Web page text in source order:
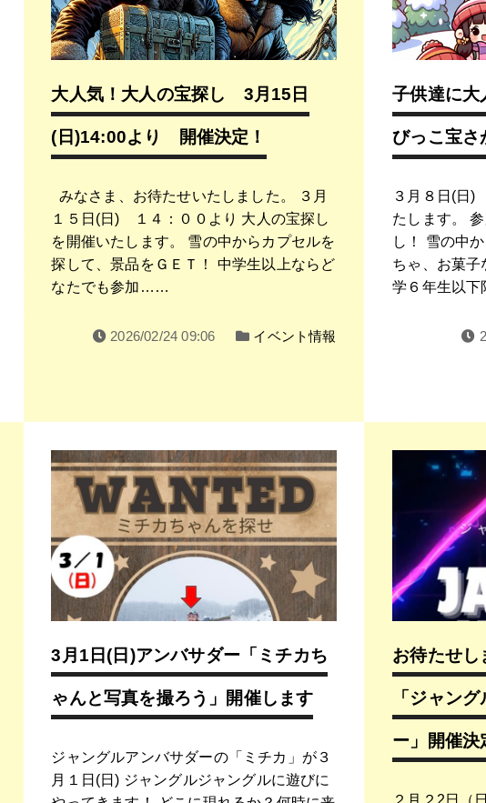
大人気！大人の宝探し 3月15日
(日)14:00より 開催決定！
みなさま、お待たせいたしました。 ３月
１５日(日) １４：００より 大人の宝探し
を開催いたします。 雪の中からカプセルを
探して、景品をＧＥＴ！ 中学生以上ならど
なたでも参加……
2026/02/24 09:06 イベント情報
子供達に大
びっこ宝さ
３月８日(日
たします。
し！ 雪の中
ちゃ、お菓子
学６年生以
3月1日(日)アンバサダー「ミチカち
ゃんと写真を撮ろう」開催します
ジャングルアンバサダーの「ミチカ」が３
月１日(日) ジャングルジャングルに遊びに
お待たせし
「ジャン
ー」開催決